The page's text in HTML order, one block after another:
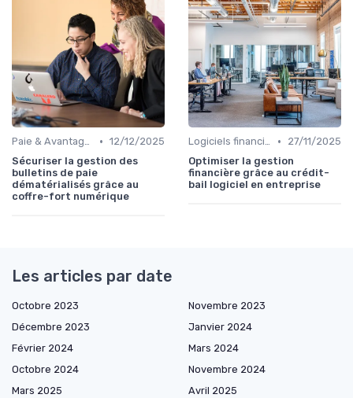
Paie & Avantages • 12/12/2025
Sécuriser la gestion des
bulletins de paie
dématérialisés grâce au
coffre-fort numérique
Logiciels financiers •
27/11/2025
Optimiser la gestion
financière grâce au crédit-
bail logiciel en entreprise
Les articles par date
Octobre 2023
Novembre 2023
Décembre 2023
Janvier 2024
Février 2024
Mars 2024
Octobre 2024
Novembre 2024
Mars 2025
Avril 2025